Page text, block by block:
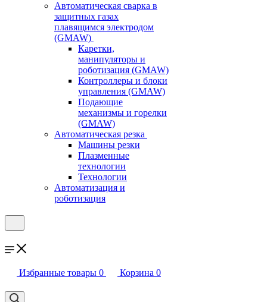
Автоматическая сварка в
защитных газах
плавящимся электродом
(GMAW)
Каретки,
манипуляторы и
роботизация (GMAW)
Контроллеры и блоки
управления (GMAW)
Подающие
механизмы и горелки
(GMAW)
Автоматическая резка
Машины резки
Плазменные
технологии
Технологии
Автоматизация и
роботизация
Избранные товары 0 Корзина 0